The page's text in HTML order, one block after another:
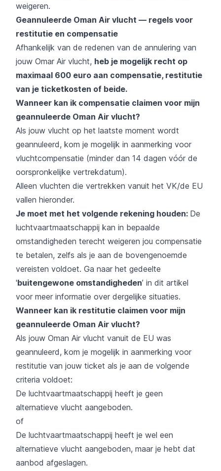
weigeren.
Geannuleerde Oman Air vlucht — regels voor
restitutie en compensatie
Afhankelijk van de redenen van de annulering van
jouw Omar Air vlucht, heb je mogelijk recht op
maximaal 600 euro aan compensatie, restitutie
van je ticketkosten of beide.
Wanneer kan ik compensatie claimen voor mijn
geannuleerde Oman Air vlucht?
Als jouw vlucht op het laatste moment wordt
geannuleerd, kom je mogelijk in aanmerking voor
vluchtcompensatie (minder dan 14 dagen vóór de
oorspronkelijke vertrekdatum).
Alleen vluchten die vertrekken vanuit het VK/de EU
vallen hieronder.
Je moet met het volgende rekening houden: De
luchtvaartmaatschappij kan in bepaalde
omstandigheden terecht weigeren jou compensatie
te betalen, zelfs als je aan de bovengenoemde
vereisten voldoet. Ga naar het gedeelte
'buitengewone omstandigheden’ in dit artikel
voor meer informatie over dergelijke situaties.
Wanneer kan ik restitutie claimen voor mijn
geannuleerde Oman Air vlucht?
Als jouw Oman Air vlucht vanuit de EU was
geannuleerd, kom je mogelijk in aanmerking voor
restitutie van jouw ticket als je aan de volgende
criteria voldoet:
De luchtvaartmaatschappij heeft je geen
alternatieve vlucht aangeboden.
of
De luchtvaartmaatschappij heeft je wel een
alternatieve vlucht aangeboden, maar je hebt dat
aanbod afgeslagen.